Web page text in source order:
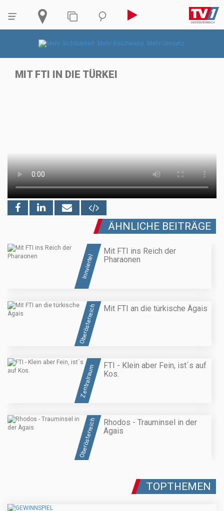
MIT FTI IN DIE TÜRKEI
ÄHNLICHE BEITRÄGE
Innviertel
Mit FTI ins Reich der
Pharaonen
Oberösterreich Mit FTI an die türkische Ägais
Zentralraum
FTI - Klein aber Fein, ist´s auf
Kos.
Oberösterreich
Rhodos - Trauminsel in der
Ägais
TOPTHEMEN